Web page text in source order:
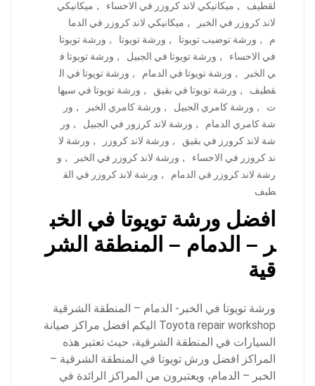
لقطيف
, ميكانيكي لاند كروزر في الاحساء , ميكانيكي
لاند كروزر في الخبر
, ميكانيكي لاند كروزر في الدما
م
, ورشة توضيب تويوتا , ورشة تويوتا , ورشة تويوتا
في الاحساء
, ورشة تويوتا في الجبيل , ورشة تويوتا ف
ي الخبر
, ورشة تويوتا في الدمام , ورشة تويوتا في ال
قطيف
, ورشة تويوتا في بقيق , ورشة تويوتا في سيها
ت
, ورشة كامري الجبيل , ورشة كامري الخبر , ور
شة كامري الدمام
, ورشة لاند كرزور في الجبيل , ور
شة لاند كرورز في بقيق
, ورشة لاند كروزر , ورشة لا
ند كروزر في الاحساء
, ورشة لاند كروزر في الخبر , و
رشة لاند كروزر في الدمام
, ورشة لاند كروزر في الق
طيف
افضل ورشة تويوتا في الخب
ر – الدمام – المنطقة الشر
قية
ورشة تويوتا في الخبر- الدمام – المنطقة الشرقية
Toyota repair workshop اليكم افضل مراكز صيانة
السيارات في المنطقة الشرقية، حيث تعتبر هذه
المراكز افضل ورش تويوتا في المنطقة الشرقية –
الخبر – الدمام، ويعتبرون من المراكز الرائدة في